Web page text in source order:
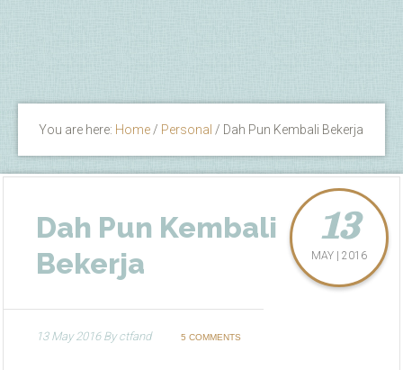
You are here: Home / Personal / Dah Pun Kembali Bekerja
Dah Pun Kembali
Bekerja
13
MAY | 2016
13 May 2016Byctfand 5 COMMENTS